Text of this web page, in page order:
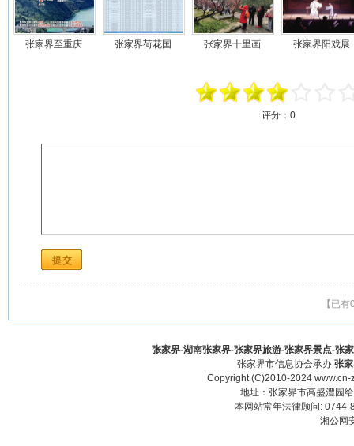
张家界至重庆 张家界荷花国 张家界十里画 张家界阳戏展
评分： 0
【已
张家界-湖南张家界-张家界旅游-张家界景点-张
张家界市信息协会承办 张
Copyright (C)2010-2024
地址：张家界市高盛澧园
本网站常年法律顾问:
湘公网